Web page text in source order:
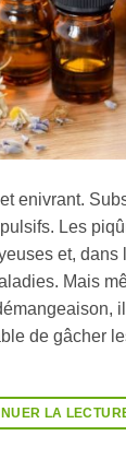
enivrant.
Les
et, dans
Mais
de gâcher
LA